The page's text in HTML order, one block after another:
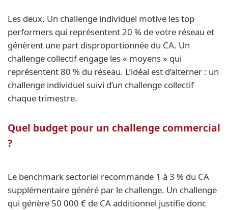
Les deux. Un challenge individuel motive les top
performers qui représentent 20 % de votre réseau et
génèrent une part disproportionnée du CA. Un
challenge collectif engage les « moyens » qui
représentent 80 % du réseau. L’idéal est d’alterner : un
challenge individuel suivi d’un challenge collectif
chaque trimestre.
Quel budget pour un challenge commercial
?
Le benchmark sectoriel recommande 1 à 3 % du CA
supplémentaire généré par le challenge. Un challenge
qui génère 50 000 € de CA additionnel justifie donc